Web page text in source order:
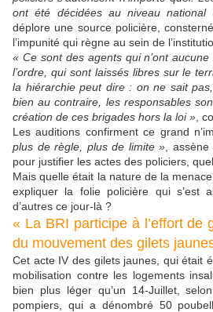
ont été décidées au niveau
déplore une source policière,
l’impunité qui règne au sein de
« Ce sont des agents qui n’ont aucune
l’ordre, qui sont laissés libres sur le
la hiérarchie peut dire : on ne sait
bien au contraire, les responsables
création de ces brigades hors la loi » ,
Les auditions confirment ce grand
plus de règle, plus de limite » ,
pour justifier les actes des policiers,
Mais quelle était la nature de la
expliquer la folie policière qui s’est
d’autres ce jour-là ?
« La BRI participe à l’effort de
du mouvement des gilets
Cet acte IV des gilets jaunes, qui était
mobilisation contre les logements
bien plus léger qu’un 14-Juillet,
pompiers, qui a dénombré 50